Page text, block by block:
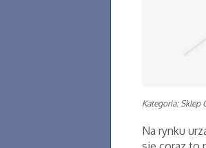
Kategoria: Sklep
Na rynku